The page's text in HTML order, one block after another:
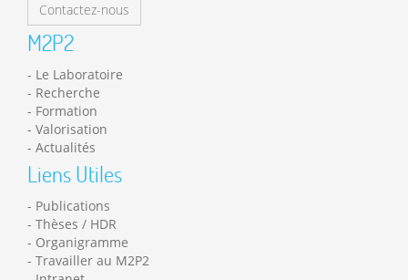
Contactez-nous
M2P2
Le Laboratoire
Recherche
Formation
Valorisation
Actualités
Liens Utiles
Publications
Thèses / HDR
Organigramme
Travailler au M2P2